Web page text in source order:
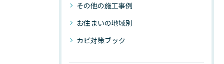
その他の施工事例
お住まいの地域別
カビ対策ブック